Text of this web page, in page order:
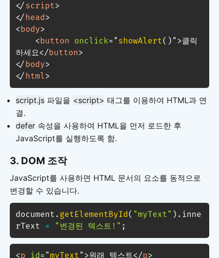
</ script>
</ head>
<body>
<button onclick= " showAlert( ) " >클릭
하세요</button>
</ body>
</ html>
script.js 파일을 <script> 태그를 이용하여 HTML과 연
결.
defer 속성을 사용하여 HTML을 먼저 로드한 후
JavaScript를 실행하도록 함.
3. DOM 조작
JavaScript를 사용하면 HTML 문서의 요소를 동적으로
변경할 수 있습니다.
document . getElementById( "myText" ) . inne
rText = "변경된 텍스트!" ;
<p id = "myText" >원래 텍스트</p>